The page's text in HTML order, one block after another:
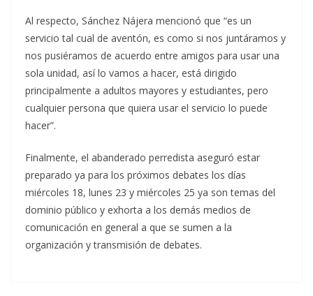
Al respecto, Sánchez Nájera mencionó que “es un
servicio tal cual de aventón, es como si nos juntáramos y
nos pusiéramos de acuerdo entre amigos para usar una
sola unidad, así lo vamos a hacer, está dirigido
principalmente a adultos mayores y estudiantes, pero
cualquier persona que quiera usar el servicio lo puede
hacer”.
Finalmente, el abanderado perredista aseguró estar
preparado ya para los próximos debates los días
miércoles 18, lunes 23 y miércoles 25 ya son temas del
dominio público y exhorta a los demás medios de
comunicación en general a que se sumen a la
organización y transmisión de debates.